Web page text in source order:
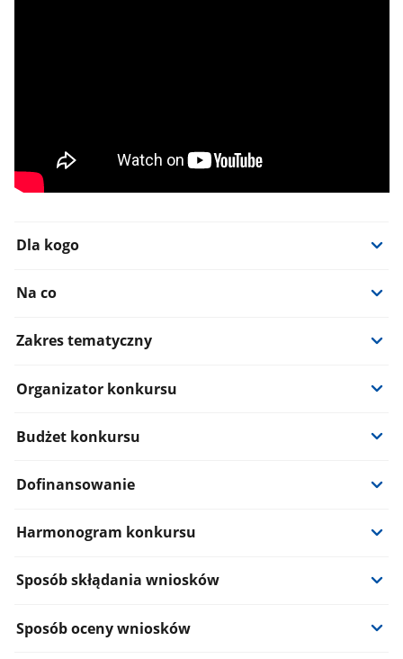
Dla kogo
Na co
Zakres tematyczny
Organizator konkursu
Budżet konkursu
Dofinansowanie
Harmonogram konkursu
Sposób skłądania wniosków
Sposób oceny wniosków